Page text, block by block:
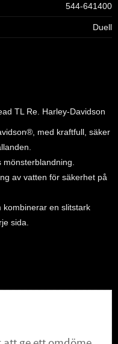
544-641400
Duell
TL Re. Harley-Davidson
med kraftfull, säker
av vatten för säkerhet på
kombinerar en slitstark
sida.